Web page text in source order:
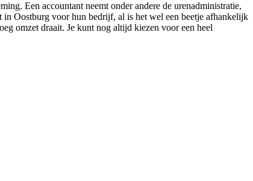
Een accountant neemt onder andere de urenadministratie,
Oostburg voor hun bedrijf, al is het wel een beetje afhankelijk
omzet draait. Je kunt nog altijd kiezen voor een heel